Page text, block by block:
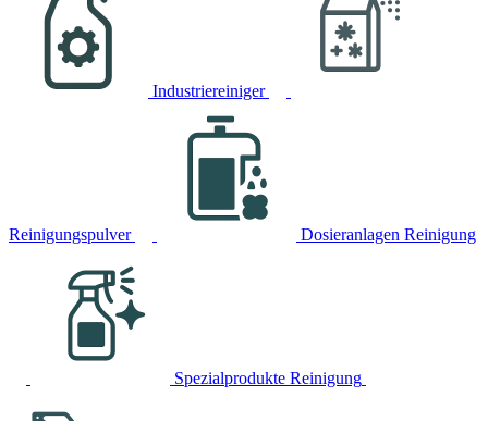
Industriereiniger
Reinigungspulver Dosieranlagen Reinigung
Spezialprodukte Reinigung